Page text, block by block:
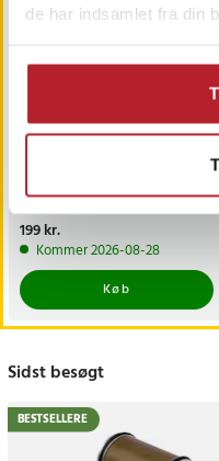
de har indsamlet fra din
muskelstimulator til hofter
og balder
Pris:199 kr.
199 kr.
Kommer 2026-08-28
Køb
Sidst besøgt
BESTSELLERE